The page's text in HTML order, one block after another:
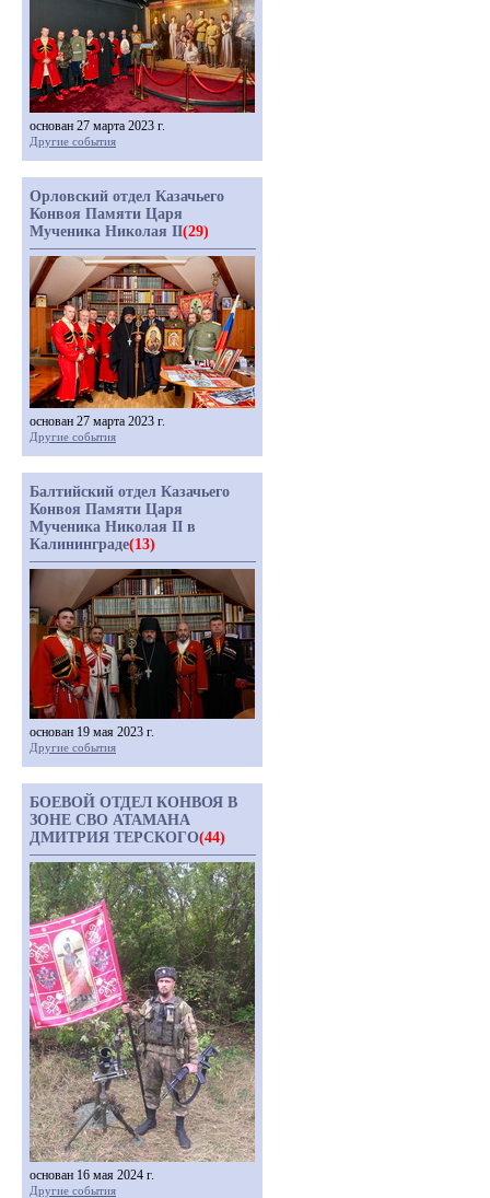
основан 27 марта 2023 г.
Другие события
Орловский отдел Казачьего
Конвоя Памяти Царя
Мученика Николая II(29)
основан 27 марта 2023 г.
Другие события
Балтийский отдел Казачьего
Конвоя Памяти Царя
Мученика Николая II в
Калининграде(13)
основан 19 мая 2023 г.
Другие события
БОЕВОЙ ОТДЕЛ КОНВОЯ В
ЗОНЕ СВО АТАМАНА
ДМИТРИЯ ТЕРСКОГО(44)
основан 16 мая 2024 г.
Другие события